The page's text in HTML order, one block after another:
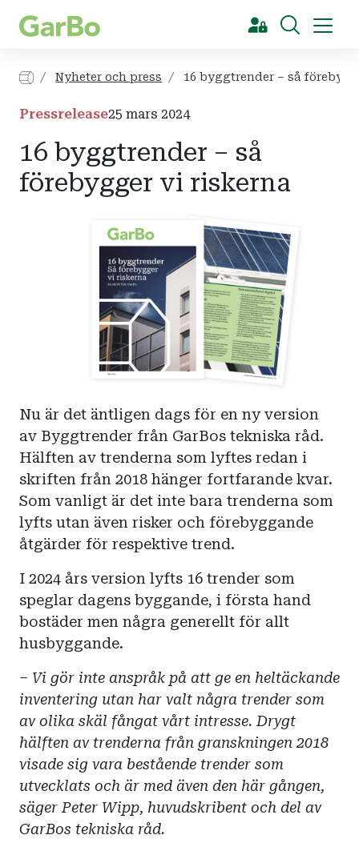
[Sök]
Nyheter och press 16 byggtrender – så
Pressrelease25 mars 2024
16 byggtrender – så
förebygger vi riskerna
Nu är det äntligen dags för en ny version
av Byggtrender från GarBos tekniska råd.
Hälften av trenderna som lyftes redan i
skriften från 2018 hänger fortfarande kvar.
Som vanligt är det inte bara trenderna som
lyfts utan även risker och förebyggande
åtgärder för respektive trend.
I 2024 års version lyfts 16 trender som
speglar dagens byggande, i första hand
bostäder men några generellt för allt
husbyggande.
– Vi gör inte anspråk på att ge en heltäckande
inventering utan har valt några trender som
av olika skäl fångat vårt intresse. Drygt
hälften av trenderna från granskningen 2018
visade sig vara bestående trender som
utvecklats och är med även den här gången,
säger Peter Wipp, huvudskribent och del av
GarBos tekniska råd.